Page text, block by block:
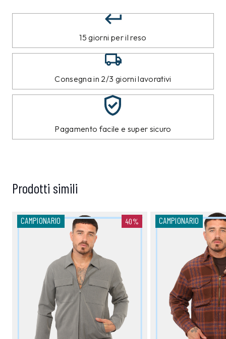
15 giorni per il reso
Consegna in 2/3 giorni lavorativi
Pagamento facile e super sicuro
Prodotti simili
CAMPIONARIO 40% CAMPIONARIO